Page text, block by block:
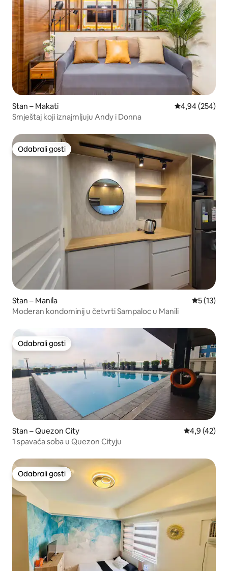
Stan – Makati Prosječna
4,94 (254)
Smještaj koji iznajmljuju Andy i Donna
Odabrali gosti
Odabrali gosti
Stan – Manila Prosječna
5 (13)
Moderan kondominij u četvrti Sampaloc u Manili
Odabrali gosti
Odabrali gosti
Stan – Quezon City Prosječna
4,9 (42)
1 spavaća soba u Quezon Cityju
Odabrali gosti
Odabrali gosti